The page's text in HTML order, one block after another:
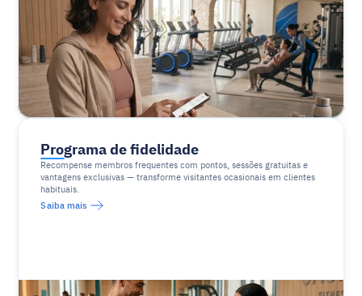
Programa de fidelidade
Recompense membros frequentes com pontos, sessões gratuitas e
vantagens exclusivas — transforme visitantes ocasionais em clientes
habituais.
Saiba mais